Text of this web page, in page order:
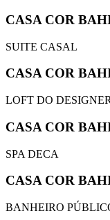
CASA COR
SUITE CASAL
CASA COR
LOFT DO
CASA COR
SPA DECA
CASA COR
BANHEIRO